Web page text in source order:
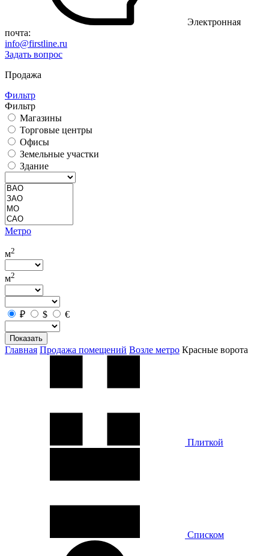
Электронная
почта:
info@firstline.ru
Задать вопрос
Продажа
Фильтр
Фильтр
Магазины
Торговые центры
Офисы
Земельные участки
Здание
Метро
м2
м2
₽ $ €
Показать
Главная Продажа помещений Возле метро Красные ворота
Плиткой
Списком